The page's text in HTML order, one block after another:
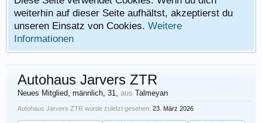
weiterhin auf dieser Seite aufhältst, akzeptierst du
unseren Einsatz von Cookies. Weitere
Informationen
Autohaus Jarvers ZTR
Neues Mitglied, männlich, 31, aus Talmeyan
Autohaus Jarvers ZTR wurde zuletzt gesehen: 23. März 2026